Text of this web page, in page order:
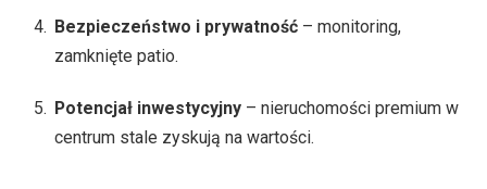
Bezpieczeństwo i prywatność – monitoring,
zamknięte patio.
Potencjał inwestycyjny – nieruchomości premium w
centrum stale zyskują na wartości.